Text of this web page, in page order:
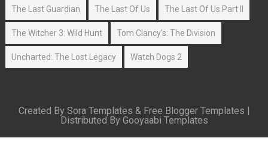
The Last Guardian The Last Of Us The Last Of Us Part II
The Witcher 3: Wild Hunt Tom Clancy's: The Division
Uncharted: The Lost Legacy Watch Dogs 2
Created By Sora Templates & Free Blogger Templates |
Distributed By Gooyaabi Templates